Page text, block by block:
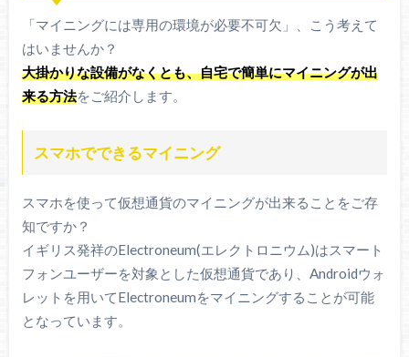
「マイニングには専用の環境が必要不可欠」、こう考えて
はいませんか？
大掛かりな設備がなくとも、自宅で簡単にマイニングが出
来る方法をご紹介します。
スマホでできるマイニング
スマホを使って仮想通貨のマイニングが出来ることをご存
知ですか？
イギリス発祥のElectroneum(エレクトロニウム)はスマート
フォンユーザーを対象とした仮想通貨であり、Androidウォ
レットを用いてElectroneumをマイニングすることが可能
となっています。